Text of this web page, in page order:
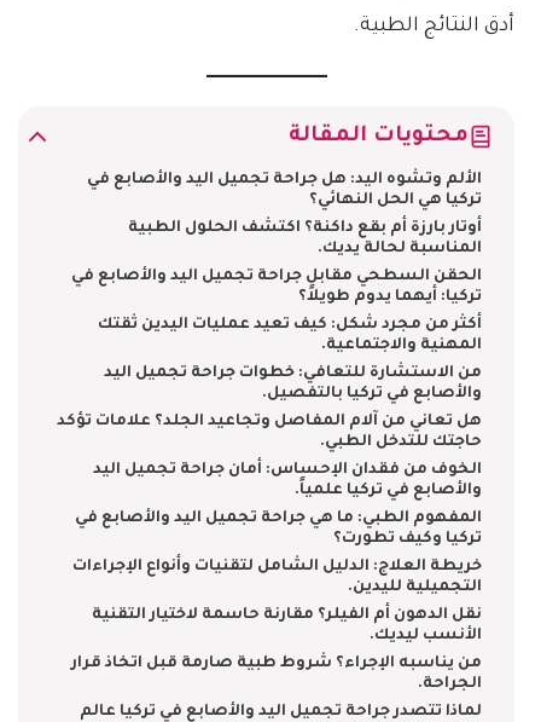
أدق النتائج الطبية.
محتويات المقالة
الألم وتشوه اليد: هل جراحة تجميل اليد والأصابع في
تركيا هي الحل النهائي؟
أوتار بارزة أم بقع داكنة؟ اكتشف الحلول الطبية
المناسبة لحالة يديك.
الحقن السطحي مقابل جراحة تجميل اليد والأصابع في
تركيا: أيهما يدوم طويلاً؟
أكثر من مجرد شكل: كيف تعيد عمليات اليدين ثقتك
المهنية والاجتماعية.
من الاستشارة للتعافي: خطوات جراحة تجميل اليد
والأصابع في تركيا بالتفصيل.
هل تعاني من آلام المفاصل وتجاعيد الجلد؟ علامات تؤكد
حاجتك للتدخل الطبي.
الخوف من فقدان الإحساس: أمان جراحة تجميل اليد
والأصابع في تركيا علمياً.
المفهوم الطبي: ما هي جراحة تجميل اليد والأصابع في
تركيا وكيف تطورت؟
خريطة العلاج: الدليل الشامل لتقنيات وأنواع الإجراءات
التجميلية لليدين.
نقل الدهون أم الفيلر؟ مقارنة حاسمة لاختيار التقنية
الأنسب ليديك.
من يناسبه الإجراء؟ شروط طبية صارمة قبل اتخاذ قرار
الجراحة.
لماذا تتصدر جراحة تجميل اليد والأصابع في تركيا عالم